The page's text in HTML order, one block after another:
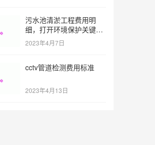
污水池清淤工程费用明
细，打开环境保护关键之
门 (污水池清淤工程报价
明细)
2023年4月7日
cctv管道检测费用标准
2023年4月13日